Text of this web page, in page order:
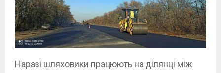
Наразі шляховики працюють на ділянці між